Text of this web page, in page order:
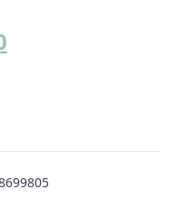
kr. 950,00.